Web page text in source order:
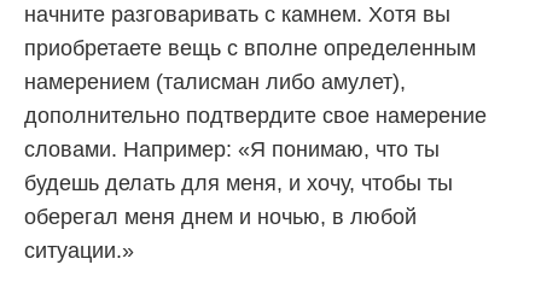
начните разговаривать с камнем. Хотя вы
приобретаете вещь с вполне определенным
намерением (талисман либо амулет),
дополнительно подтвердите свое намерение
словами. Например: «Я понимаю, что ты
будешь делать для меня, и хочу, чтобы ты
оберегал меня днем и ночью, в любой
ситуации.»